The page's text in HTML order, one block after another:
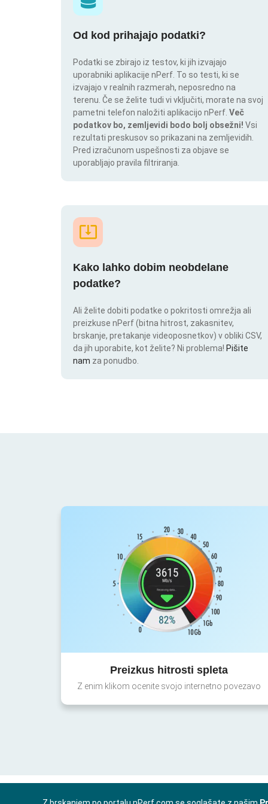
Od kod prihajajo podatki?
Podatki se zbirajo iz testov, ki jih izvajajo
uporabniki aplikacije nPerf. To so testi, ki se
izvajajo v realnih razmerah, neposredno na
terenu. Če se želite tudi vi vključiti, morate na svoj
pametni telefon naložiti aplikacijo nPerf. Več
podatkov bo, zemljevidi bodo bolj obsežni! Vsi
rezultati preskusov so prikazani na zemljevidih.
Pred izračunom uspešnosti za objave se
uporabljajo pravila filtriranja.
Kako lahko dobim neobdelane
podatke?
Ali želite dobiti podatke o pokritosti omrežja ali
preizkuse nPerf (bitna hitrost, zakasnitev,
brskanje, pretakanje videoposnetkov) v obliki CSV,
da jih uporabite, kot želite? Ni problema! Pišite
nam za ponudbo.
Preizkus hitrosti spleta
Z enim klikom ocenite svojo internetno povezavo